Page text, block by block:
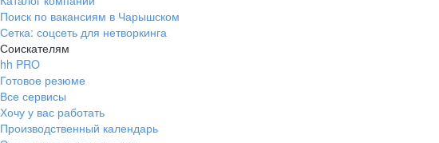
Поиск по вакансиям в Чарышском
Сетка: соцсеть для нетворкинга
Соискателям
hh PRO
Готовое резюме
Все сервисы
Хочу у вас работать
Производственный календарь